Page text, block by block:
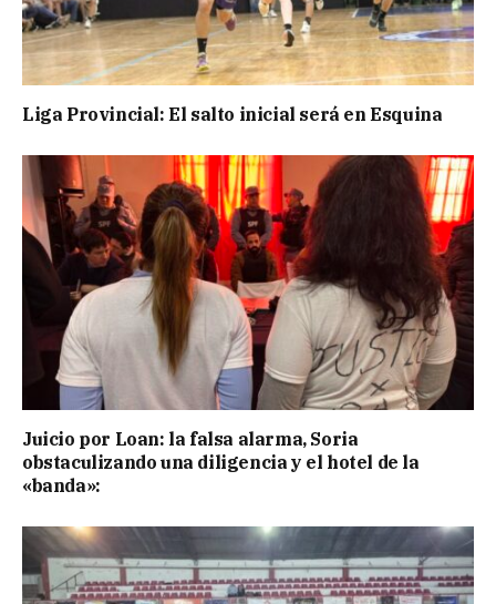
Liga Provincial: El salto inicial será en Esquina
Juicio por Loan: la falsa alarma, Soria
obstaculizando una diligencia y el hotel de la
«banda»: